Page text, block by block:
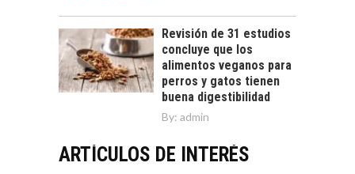
Revisión de 31 estudios
concluye que los
alimentos veganos para
perros y gatos tienen
buena digestibilidad
By: admin
ARTÍCULOS DE INTERÉS